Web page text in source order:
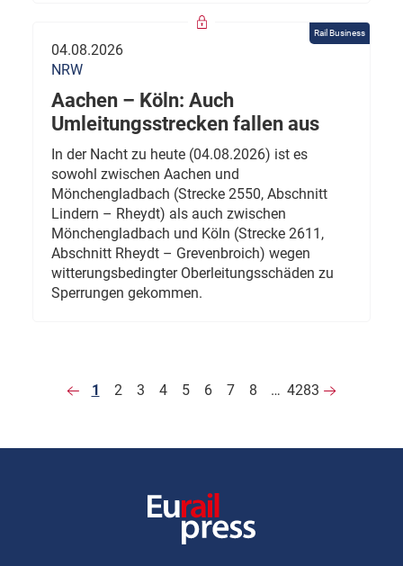
Rail Business
04.08.2026
NRW
Aachen – Köln: Auch
Umleitungsstrecken fallen aus
In der Nacht zu heute (04.08.2026) ist es
sowohl zwischen Aachen und
Mönchengladbach (Strecke 2550, Abschnitt
Lindern – Rheydt) als auch zwischen
Mönchengladbach und Köln (Strecke 2611,
Abschnitt Rheydt – Grevenbroich) wegen
witterungsbedingter Oberleitungsschäden zu
Sperrungen gekommen.
1 2 3 4 5 6 7 8 … 4283